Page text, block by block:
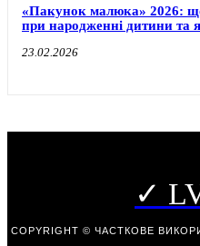
«Пакунок малюка» 2026:
при народженні дитини та
23.02.2026
✓
COPYRIGHT © ЧАСТКОВЕ